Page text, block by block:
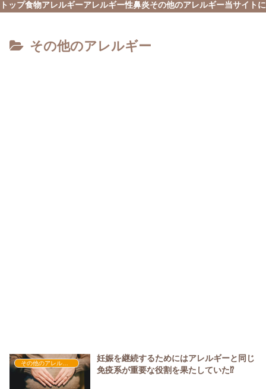
トップ食物アレルギーアレルギー性鼻炎その他のアレルギー当サイト
その他のアレルギー
妊娠を継続するためにはアレルギーと同じ
免疫系が重要な役割を果たしていた⁉︎